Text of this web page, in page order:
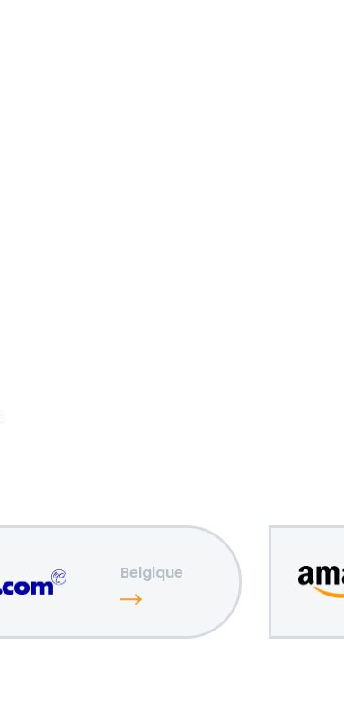
Belgique